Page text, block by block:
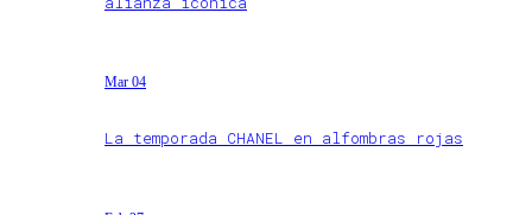
Mar 04
La temporada CHANEL en alfombras rojas